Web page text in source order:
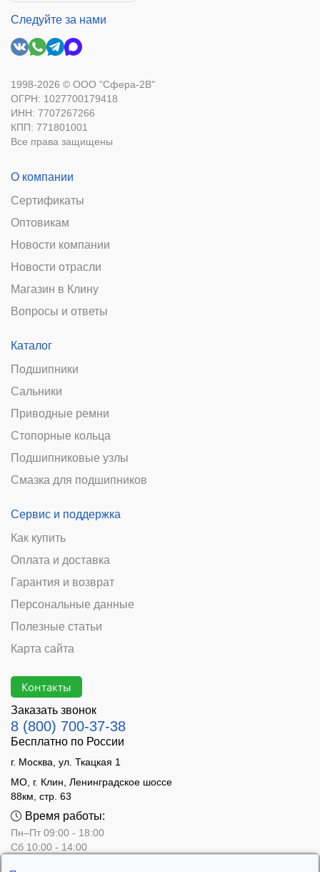
Следуйте за нами
1998-2026 © ООО "Сфера-2В"
ОГРН: 1027700179418
ИНН: 7707267266
КПП: 771801001
Все права защищены
О компании
Сертификаты
Оптовикам
Новости компании
Новости отрасли
Магазин в Клину
Вопросы и ответы
Каталог
Подшипники
Сальники
Приводные ремни
Стопорные кольца
Подшипниковые узлы
Смазка для подшипников
Сервис и поддержка
Как купить
Оплата и доставка
Гарантия и возврат
Персональные данные
Полезные статьи
Карта сайта
Контакты
Заказать звонок
8 (800) 700-37-38
Бесплатно по России
г. Москва, ул. Ткацкая 1
МО, г. Клин, Ленинградское шоссе
88км, стр. 63
Время работы:
Пн–Пт 09:00 - 18:00
Сб 10:00 - 14:00